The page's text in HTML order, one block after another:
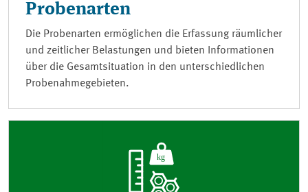
Probenarten
Die Probenarten ermöglichen die Erfassung räumlicher
und zeitlicher Belastungen und bieten Informationen
über die Gesamtsituation in den unterschiedlichen
Probenahmegebieten.